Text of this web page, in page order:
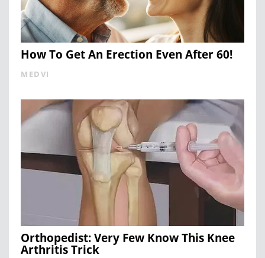
How To Get An Erection Even After 60!
MEDVI
Orthopedist: Very Few Know This Knee
Arthritis Trick